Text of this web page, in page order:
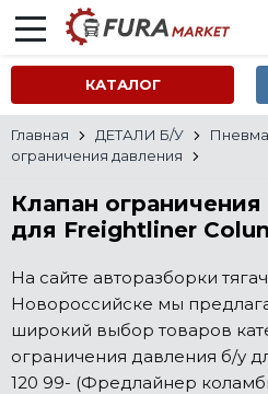
КАТАЛОГ
Главная ДЕТАЛИ Б/У
ограничения давления
Клапан
для Freightliner
На сайте авторазборки
Новороссийске мы
широкий выбор товаров
ограничения давления б/у
120 99- (Фредлайнер